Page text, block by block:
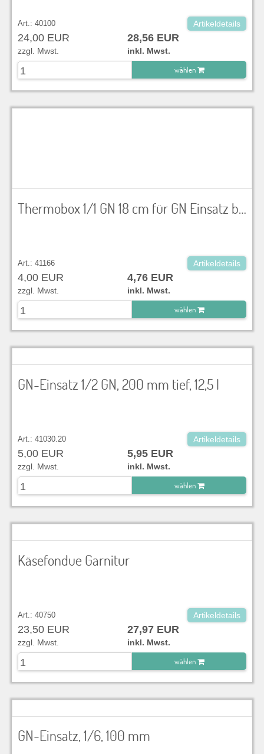
Art.: 40100 Artikeldetails
24,00 EUR 28,56 EUR
zzgl. Mwst.
inkl. Mwst.
wählen
zu Warenkorb hinzugefügt.
Thermobox 1/1 GN 18 cm für GN Einsatz bis 100mm. Die Boxen mit ihrer hohen Isolierwirkung sind optimal in einem Temperaturbereich von -40 °C bis +120 °C einsetzbar. Innenmaß 53,5 x 33 x 11,7cm
Art.: 41166 Artikeldetails
4,00 EUR 4,76 EUR
zzgl. Mwst.
inkl. Mwst.
wählen
zu Warenkorb hinzugefügt.
GN-Einsatz 1/2 GN, 200 mm tief, 12,5 l
Art.: 41030.20 Artikeldetails
5,00 EUR 5,95 EUR
zzgl. Mwst.
inkl. Mwst.
wählen
zu Warenkorb hinzugefügt.
Käsefondue Garnitur
Art.: 40750 Artikeldetails
23,50 EUR 27,97 EUR
zzgl. Mwst.
inkl. Mwst.
wählen
zu Warenkorb hinzugefügt.
GN-Einsatz, 1/6, 100 mm